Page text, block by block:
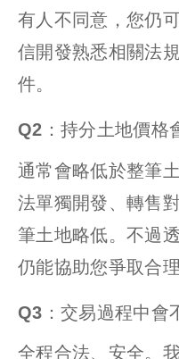
有人不同意，您仍
信開發熟悉相關法
件。
Q2：持分土地價格
通常會略低於整筆
法單獨開發、轉售
筆土地略低。不過
仍能協助您爭取合
Q3：交易過程中會
全程合法、安全。